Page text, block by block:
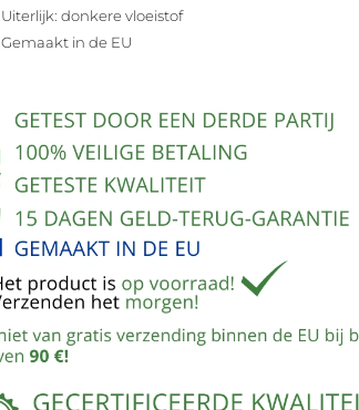
Uiterlijk: donkere vloeistof
Gemaakt in de EU